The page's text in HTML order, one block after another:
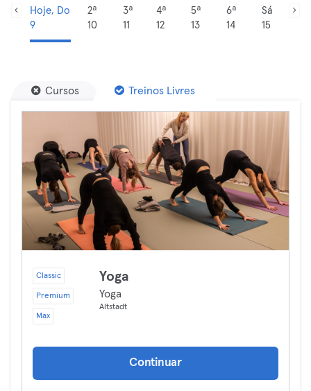
Hoje, Do
9
2ª
10
3ª
11
4ª
12
5ª
13
6ª
14
Sá
15
Cursos Treinos Livres
Classic
Premium
Max
Yoga
Yoga
Altstadt
Continuar